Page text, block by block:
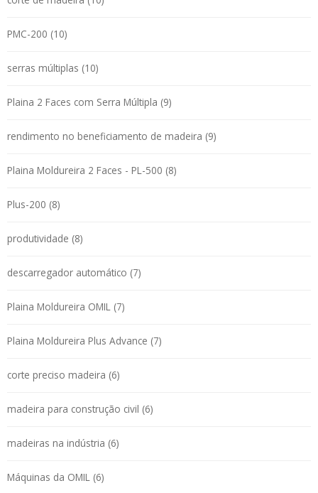
PMC-200 (10)
serras múltiplas (10)
Plaina 2 Faces com Serra Múltipla (9)
rendimento no beneficiamento de madeira (9)
Plaina Moldureira 2 Faces - PL-500 (8)
Plus-200 (8)
produtividade (8)
descarregador automático (7)
Plaina Moldureira OMIL (7)
Plaina Moldureira Plus Advance (7)
corte preciso madeira (6)
madeira para construção civil (6)
madeiras na indústria (6)
Máquinas da OMIL (6)